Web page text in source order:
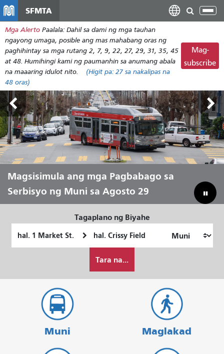
pangunahing
nilalaman
SFMTA
I-
ang
Mga Alerto Paalala: Dahil sa dami ng mga tauhan
ngayong umaga, posible ang mas mahabang oras ng
paghihintay sa mga rutang 2, 7, 9, 22, 27, 29, 31, 35, 45
at 48. Humihingi kami ng paumanhin sa anumang abala
na maaaring idulot nito.
(Higit pa: 27 sa nakalipas na
48 oras)
Mag-
subscribe
Mga Tip sa Paglalakbay Balik-Eskwela
Magsisimula ang mga Pagbabago sa
Serbisyo ng Muni sa Agosto 29
Hayaang Ihatid Ka ni Muni sa Tag-init
Pagtulay sa Ating Badyet para
Mailigtas ang Muni
Tagaplano ng Biyahe
ko
gustong
Tara na...
Muni Maglakad